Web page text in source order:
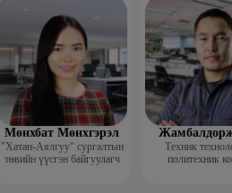
үндсэн
Мөнхбат Мөнхгэрэл
"Хатан-Аялгуу" сургалтын
төвийн үүсгэн байгуулагч
Техник
политехник